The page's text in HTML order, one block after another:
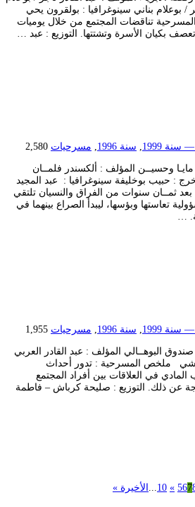
/ بوعلام بناني سينوغرافيا : بولقرون يحي
تناقضات المجتمع من خلال يوميات
بكيان الأسرة وتشتتها. التوزيع : عبد …
, سنة 1996 , مسرحيات 2,580
: مايـا وحسيــن المؤلف : ألكسندر فلمــان
: حبيب بوخليفة سينوغرافيا : عبد المجيد
ثمــان سنوات من الفراق والنسيان تلتقي
تعاستها وبؤسها، ليبدأ الصراع بينهما في
…
, سنة 1996 , مسرحيات 1,955
العرض : صندوق البوهــالي المؤلف : عبد القادر العربي
ملخص المسرحية : تدور أحداث
في العلاقات بين أفراد المجتمع
عن ذلك. التوزيع : صليحة كرباش – فاطمة
567
»
10
... الأخيرة »